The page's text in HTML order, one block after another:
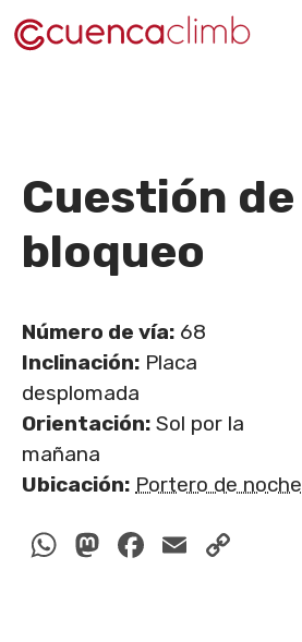
Saltar
al
Cuestión de
bloqueo
Número de vía: 68
Inclinación: Placa
desplomada
Orientación: Sol por la
mañana
Ubicación: Portero de noche
WhatsApp
Mastodon
Facebook
Email